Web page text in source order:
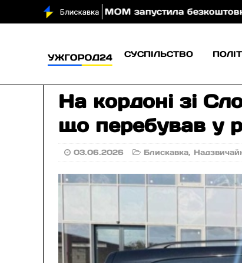
МОМ запустила безкоштовну онлайн-
СУСПІЛЬСТВО
На кордоні зі
що перебував у
03.06.2026 Блискавка,